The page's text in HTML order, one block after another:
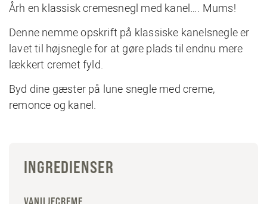
Årh en klassisk cremesnegl med kanel…. Mums!
Denne nemme opskrift på klassiske kanelsnegle er
lavet til højsnegle for at gøre plads til endnu mere
lækkert cremet fyld.
Byd dine gæster på lune snegle med creme,
remonce og kanel.
INGREDIENSER
VANILJECREME